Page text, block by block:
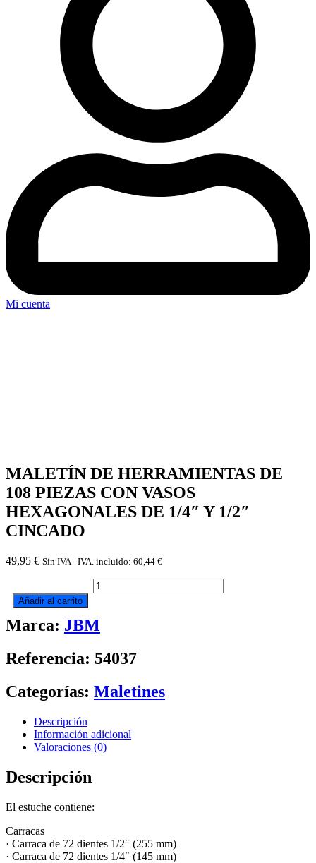
Mi cuenta
MALETÍN DE HERRAMIENTAS DE
108 PIEZAS CON VASOS
HEXAGONALES DE 1/4″ Y 1/2″
CINCADO
49,95 € Sin IVA - IVA. incluido: 60,44 €
MALETÍN
DE
DE
108
CON
HEXAGONALES
DE
1/2"
CINCADO
Añadir al carrito
Marca: JBM
Referencia: 54037
Categorías: Maletines
Descripción
Información adicional
Valoraciones (0)
Descripción
El estuche contiene:
Carracas
· Carraca de 72 dientes 1/2″ (255 mm)
· Carraca de 72 dientes 1/4″ (145 mm)